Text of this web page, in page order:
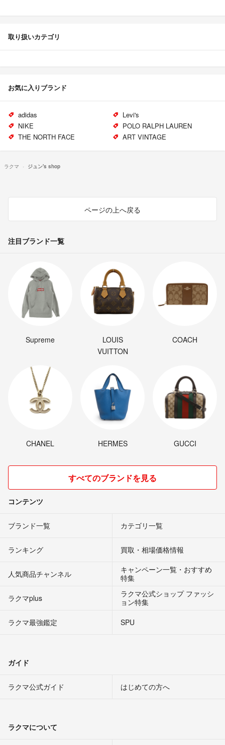
取り扱いカテゴリ
お気に入りブランド
adidas
Levi's
NIKE
POLO RALPH LAUREN
THE NORTH FACE
ART VINTAGE
ラクマ ジュン's shop
ページの上へ戻る
注目ブランド一覧
Supreme
LOUIS
VUITTON
COACH
CHANEL HERMES GUCCI
すべてのブランドを見る
コンテンツ
ブランド一覧 カテゴリ一覧
ランキング 買取・相場価格情報
人気商品チャンネル
キャンペーン一覧・おすすめ
特集
ラクマplus
ラクマ公式ショップ ファッシ
ョン特集
ラクマ最強鑑定
SPU
ガイド
ラクマ公式ガイド はじめての方へ
ラクマについて